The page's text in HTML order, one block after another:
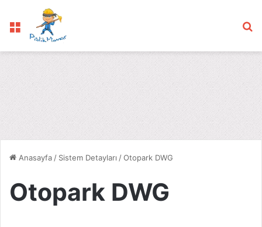
Menü
Anasayfa / Sistem Detayları /Otopark DWG
Otopark DWG